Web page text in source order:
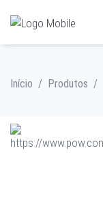
Início / Produtos /